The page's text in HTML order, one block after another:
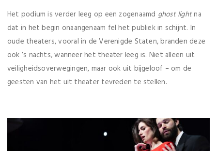
Het podium is verder leeg op een zogenaamd ghost lightna
dat in het begin onaangenaam fel het publiek in schijnt. In
oude theaters, vooral in de Verenigde Staten, branden deze
ook ’s nachts, wanneer het theater leeg is. Niet alleen uit
veiligheidsoverwegingen, maar ook uit bijgeloof – om de
geesten van het uit theater tevreden te stellen.